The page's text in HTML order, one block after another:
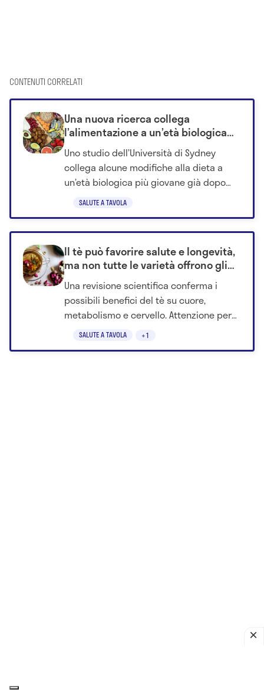
CONTENUTI CORRELATI
SALUTE A TAVOLA
Una nuova ricerca collega
l’alimentazione a un’età biologica
più giovane già dopo quattro
settimane
Uno studio dell’Università di Sydney
collega alcune modifiche alla dieta a
un’età biologica più giovane già dopo
quattro settimane.
SALUTE A TAVOLA +1
Il tè può favorire salute e longevità,
ma non tutte le varietà offrono gli
stessi benefici
Una revisione scientifica conferma i
possibili benefici del tè su cuore,
metabolismo e cervello. Attenzione però
alle versioni industriali.